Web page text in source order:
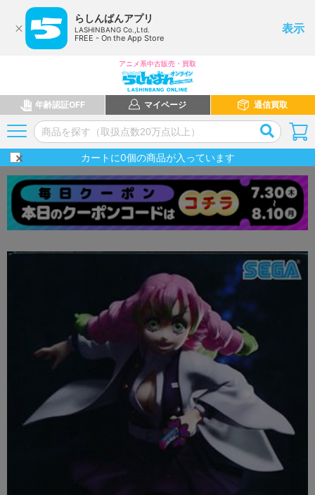
らしんばんアプリ
LASHINBANG Co.,Ltd.
FREE - On the App Store
表示
アニメ系中古販売・買取
年齢認証OFF マイページ 通信買取
カートに0個の商品が入っています